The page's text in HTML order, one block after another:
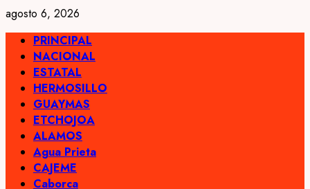
Skip
to
content
agosto 6, 2026
Primary
Menu
PRINCIPAL
NACIONAL
ESTATAL
HERMOSILLO
GUAYMAS
ETCHOJOA
ALAMOS
Agua Prieta
CAJEME
Caborca